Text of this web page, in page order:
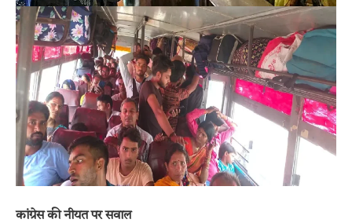
कांग्रेस की नीयत पर सवाल